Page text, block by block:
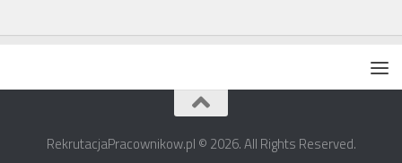
RekrutacjaPracownikow.pl © 2026. All Rights Reserved.